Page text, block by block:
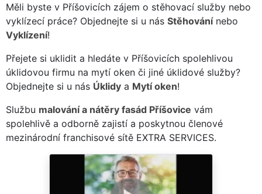
Měli byste v Příšovicích zájem o stěhovací služby nebo
vyklízecí práce? Objednejte si u nás Stěhovánínebo
Vyklízení!
Přejete si uklidit a hledáte v Příšovicích spolehlivou
úklidovou firmu na mytí oken či jiné úklidové služby?
Objednejte si u nás Úklidy a Mytí oken!
Službu malování a nátěry fasád Příšovice vám
spolehlivě a odborně zajistí a poskytnou členové
mezinárodní franchisové sítě EXTRA SERVICES.